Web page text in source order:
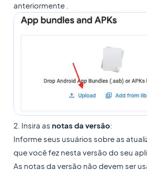
anteriormente .
2. Insira as notas da versão:
Informe seus usuários sobre as
que você fez nesta versão do seu
As notas da versão não devem ser